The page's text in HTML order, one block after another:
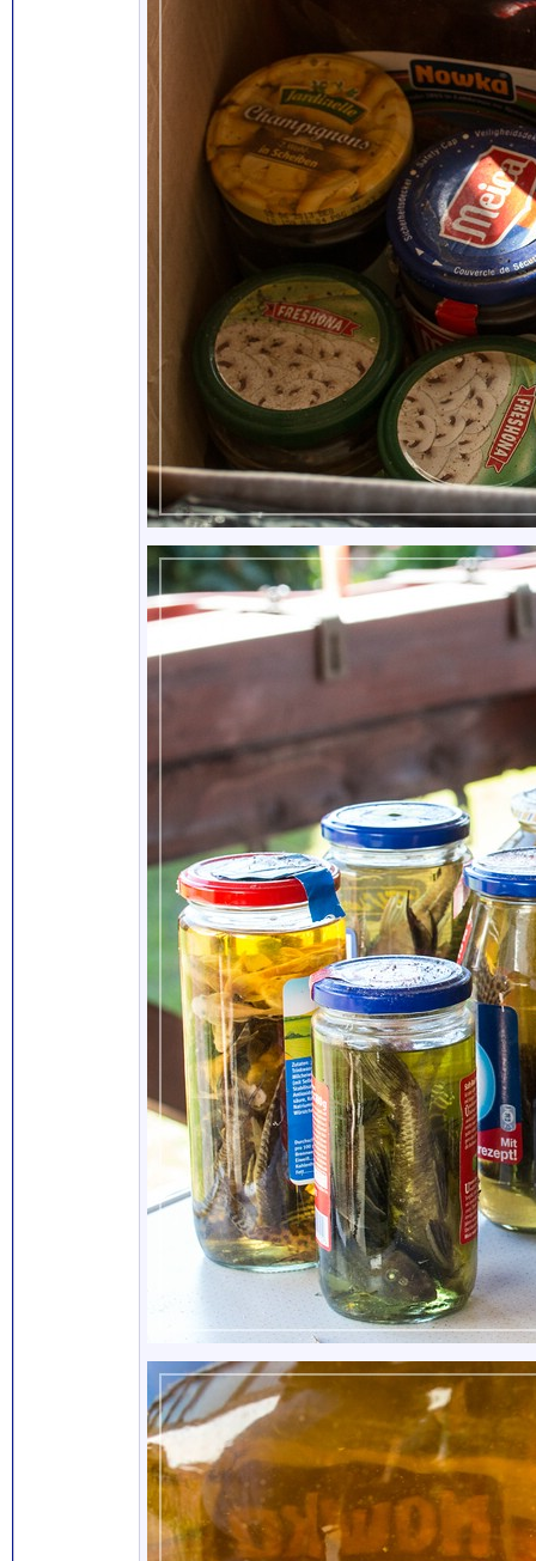
22.04.2016,15:37
Moin was ist denn so nach 9... 29.04.2016,08:35
Hallöchen Daniel, wie schaut...29.04.2016,
09:28
Interesse?28.03.2019,08:18
Ein recht altes Thema, aber...30.06.2019,22:27
Guten Morgen ich habe... 09:39